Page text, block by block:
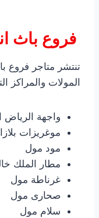
فروع باث
تنتشر متاجر فروع
المولات والمراكز
واجهة الرياض
موغريزات بلازا
مود مول
مطار الملك
غرناطة مول
صحارى مول
سلام مول